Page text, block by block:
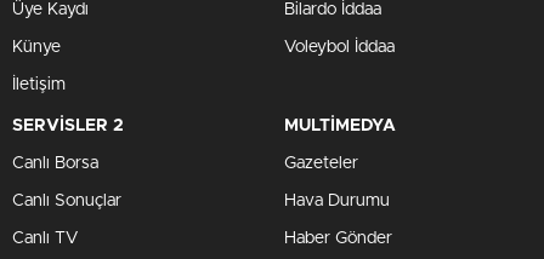
Üye Kaydı
Künye
İletişim
Bilardo İddaa
Voleybol İddaa
SERVİSLER 2
Canlı Borsa
Canlı Sonuçlar
Canlı TV
MULTİMEDYA
Gazeteler
Hava Durumu
Haber Gönder